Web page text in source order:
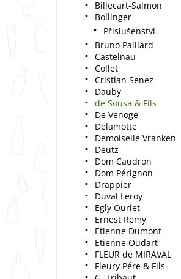
Billecart-Salmon
Bollinger
Příslušenství
Bruno Paillard
Castelnau
Collet
Cristian Senez
Dauby
de Sousa & Fils
De Venoge
Delamotte
Demoiselle Vranken
Deutz
Dom Caudron
Dom Pérignon
Drappier
Duval Leroy
Egly Ouriet
Ernest Remy
Etienne Dumont
Etienne Oudart
FLEUR de MIRAVAL
Fleury Pére & Fils